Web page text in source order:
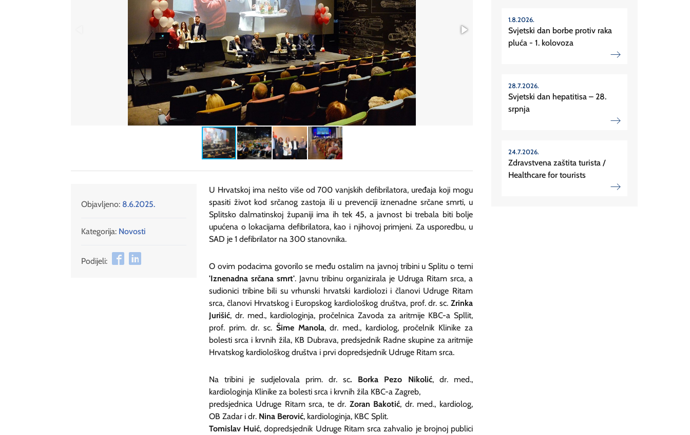
Objavljeno: 8.6.2025.
Kategorija: Novosti
Podijeli:
U Hrvatskoj ima nešto više od 700 vanjskih defibrilatora, uređaja koji mogu
spasiti život kod srčanog zastoja ili u prevenciji iznenadne srčane smrti, u
Splitsko dalmatinskoj županiji ima ih tek 45, a javnost bi trebala biti bolje
upućena o lokacijama defibrilatora, kao i njihovoj primjeni. Za usporedbu, u
SAD je 1 defibrilator na 300 stanovnika.
O ovim podacima govorilo se među ostalim na javnoj tribini u Splitu o temi
'Iznenadna srčana smrt'. Javnu tribinu organizirala je Udruga Ritam srca, a
sudionici tribine bili su vrhunski hrvatski kardiolozi i članovi Udruge Ritam
srca, članovi Hrvatskog i Europskog kardiološkog društva, prof. dr. sc. Zrinka
Jurišić, dr. med., kardiologinja, pročelnica Zavoda za aritmije KBC-a Spllit,
prof. prim. dr. sc.Šime Manola, dr. med., kardiolog, pročelnik Klinike za
bolesti srca i krvnih žila, KB Dubrava, predsjednik Radne skupine za aritmije
Hrvatskog kardiološkog društva i prvi dopredsjednik Udruge Ritam srca.
Na tribini je sudjelovala prim. dr. sc. Borka Pezo Nikolić, dr. med.,
kardiologinja Klinike za bolesti srca i krvnih žila KBC-a Zagreb,
predsjednica Udruge Ritam srca, te dr. Zoran Bakotić, dr. med., kardiolog,
OB Zadar i dr.Nina Berović, kardiologinja, KBC Split.
Tomislav Huić, dopredsjednik Udruge Ritam srca zahvalio je brojnoj publici
1.8.2026.
Svjetski dan borbe protiv raka
pluća - 1. kolovoza
28.7.2026.
Svjetski dan hepatitisa – 28.
srpnja
24.7.2026.
Zdravstvena zaštita turista /
Healthcare for tourists